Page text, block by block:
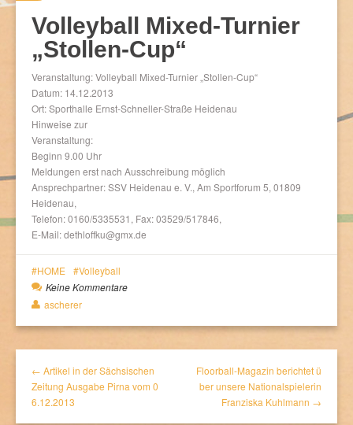
Volleyball Mixed-Turnier
„Stollen-Cup“
Veranstaltung: Volleyball Mixed-Turnier „Stollen-Cup“
Datum: 14.12.2013
Ort: Sporthalle Ernst-Schneller-Straße Heidenau
Hinweise zur
Veranstaltung:
Beginn 9.00 Uhr
Meldungen erst nach Ausschreibung möglich
Ansprechpartner: SSV Heidenau e. V., Am Sportforum 5, 01809
Heidenau,
Telefon: 0160/5335531, Fax: 03529/517846,
E-Mail: dethloffku@gmx.de
HOME
Volleyball
Keine Kommentare
ascherer
← Artikel in der Sächsischen
Zeitung Ausgabe Pirna vom 0
6.12.2013
Floorball-Magazin berichtet ü
ber unsere Nationalspielerin
Franziska Kuhlmann →